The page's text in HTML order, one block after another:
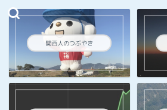
関西人のつぶやき